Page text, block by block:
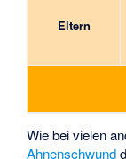
Eltern
Wie bei vielen
Ahnenschwund